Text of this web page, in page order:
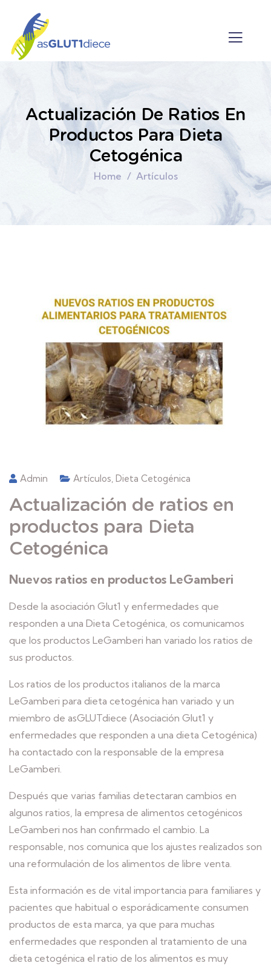
Actualización De Ratios En
Productos Para Dieta
Cetogénica
Home Artículos
Admin Artículos, Dieta Cetogénica
Actualización de ratios en
productos para Dieta
Cetogénica
Nuevos ratios en productos LeGamberi
Desde la asociación Glut1 y enfermedades que
responden a una Dieta Cetogénica, os comunicamos
que los productos LeGamberi han variado los ratios de
sus productos.
Los ratios de los productos italianos de la marca
LeGamberi para dieta cetogénica han variado y un
miembro de asGLUTdiece (Asociación Glut1 y
enfermedades que responden a una dieta Cetogénica)
ha contactado con la responsable de la empresa
LeGamberi.
Después que varias familias detectaran cambios en
algunos ratios, la empresa de alimentos cetogénicos
LeGamberi nos han confirmado el cambio. La
responsable, nos comunica que los ajustes realizados son
una reformulación de los alimentos de libre venta.
Esta información es de vital importancia para familiares y
pacientes que habitual o esporádicamente consumen
productos de esta marca, ya que para muchas
enfermedades que responden al tratamiento de una
dieta cetogénica el ratio de los alimentos es muy